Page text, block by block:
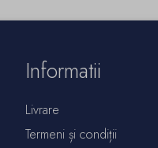
Informatii
Livrare
Termeni și condiții